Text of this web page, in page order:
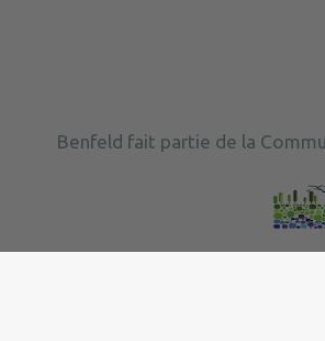
Benfeld fait partie de la